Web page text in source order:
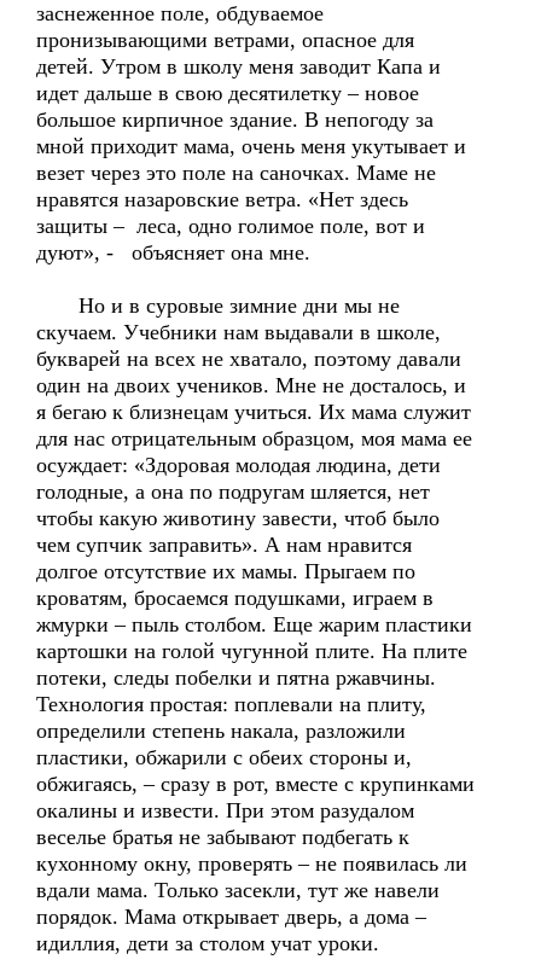
заснеженное поле, обдуваемое
пронизывающими ветрами, опасное для
детей. Утром в школу меня заводит Капа и
идет дальше в свою десятилетку – новое
большое кирпичное здание. В непогоду за
мной приходит мама, очень меня укутывает и
везет через это поле на саночках. Маме не
нравятся назаровские ветра. «Нет здесь
защиты – леса, одно голимое поле, вот и
дуют», - объясняет она мне.
Но и в суровые зимние дни мы не
скучаем. Учебники нам выдавали в школе,
букварей на всех не хватало, поэтому давали
один на двоих учеников. Мне не досталось, и
я бегаю к близнецам учиться. Их мама служит
для нас отрицательным образцом, моя мама ее
осуждает: «Здоровая молодая людина, дети
голодные, а она по подругам шляется, нет
чтобы какую животину завести, чтоб было
чем супчик заправить». А нам нравится
долгое отсутствие их мамы. Прыгаем по
кроватям, бросаемся подушками, играем в
жмурки – пыль столбом. Еще жарим пластики
картошки на голой чугунной плите. На плите
потеки, следы побелки и пятна ржавчины.
Технология простая: поплевали на плиту,
определили степень накала, разложили
пластики, обжарили с обеих стороны и,
обжигаясь, – сразу в рот, вместе с крупинками
окалины и извести. При этом разудалом
веселье братья не забывают подбегать к
кухонному окну, проверять – не появилась ли
вдали мама. Только засекли, тут же навели
порядок. Мама открывает дверь, а дома –
идиллия, дети за столом учат уроки.